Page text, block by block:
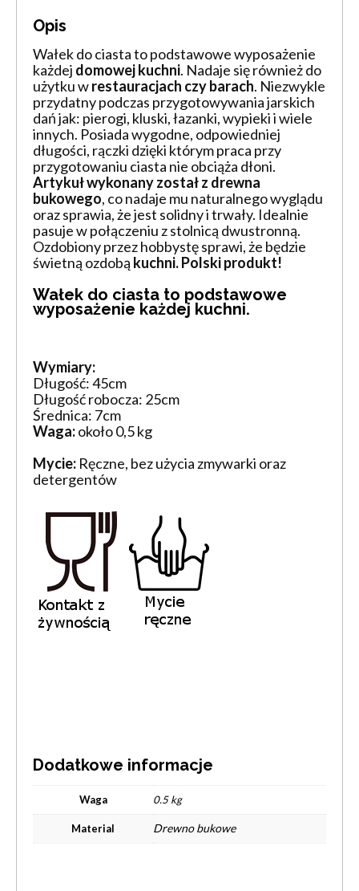
Opis
Wałek do ciasta to podstawowe wyposażenie
każdej domowej kuchni. Nadaje się również do
użytku wrestauracjach czy barach. Niezwykle
przydatny podczas przygotowywania jarskich
dań jak: pierogi, kluski, łazanki, wypieki i wiele
innych. Posiada wygodne, odpowiedniej
długości, rączki dzięki którym praca przy
przygotowaniu ciasta nie obciąża dłoni.
Artykuł wykonany został z drewna
bukowego, co nadaje mu naturalnego wyglądu
oraz sprawia, że jest solidny i trwały. Idealnie
pasuje w połączeniu z stolnicą dwustronną.
Ozdobiony przez hobbystę sprawi, że będzie
świetną ozdobą kuchni. Polski produkt!
Wałek do ciasta to podstawowe
wyposażenie każdej kuchni.
Wymiary:
Długość: 45cm
Długość robocza: 25cm
Średnica: 7cm
Waga:około 0,5 kg
Mycie: Ręczne, bez użycia zmywarki oraz
detergentów
Dodatkowe informacje
Waga 0.5 kg
Material Drewno bukowe